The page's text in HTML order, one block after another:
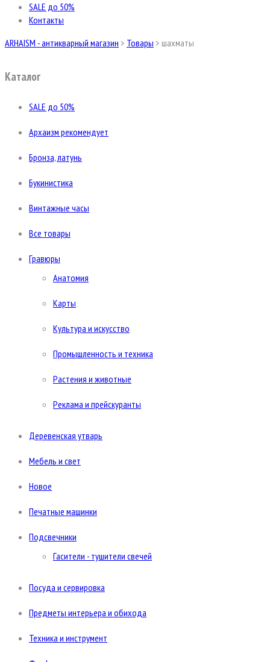
SALE до 50%
Контакты
ARHAISM - антикварный магазин > Товары > шахматы
Каталог
SALE до 50%
Архаизм рекомендует
Бронза, латунь
Букинистика
Винтажные часы
Все товары
Гравюры
Анатомия
Карты
Культура и искусство
Промышленность и техника
Растения и животные
Реклама и прейскуранты
Деревенская утварь
Мебель и свет
Новое
Печатные машинки
Подсвечники
Гасители - тушители свечей
Посуда и сервировка
Предметы интерьера и обихода
Техника и инструмент